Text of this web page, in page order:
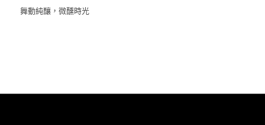
舞動純釀，微醺時光